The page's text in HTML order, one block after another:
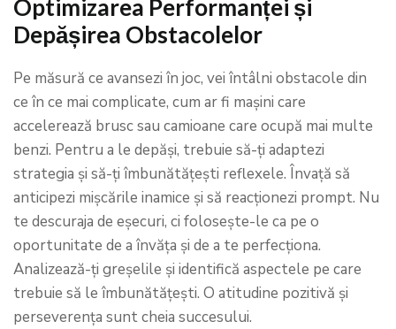
Optimizarea Performanței și
Depășirea Obstacolelor
Pe măsură ce avansezi în joc, vei întâlni obstacole din
ce în ce mai complicate, cum ar fi mașini care
accelerează brusc sau camioane care ocupă mai multe
benzi. Pentru a le depăși, trebuie să-ți adaptezi
strategia și să-ți îmbunătățești reflexele. Învață să
anticipezi mișcările inamice și să reacționezi prompt. Nu
te descuraja de eșecuri, ci folosește-le ca pe o
oportunitate de a învăța și de a te perfecționa.
Analizează-ți greșelile și identifică aspectele pe care
trebuie să le îmbunătățești. O atitudine pozitivă și
perseverența sunt cheia succesului.